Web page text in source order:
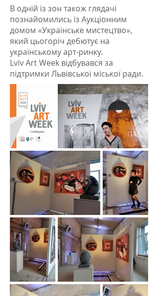
В одній із зон також глядачі
познайомились із Аукціонним
домом «Українське мистецтво»,
який цьогоріч дебютує на
українському арт-ринку.
Lviv Art Week відбувався за
підтримки Львівської міської ради.